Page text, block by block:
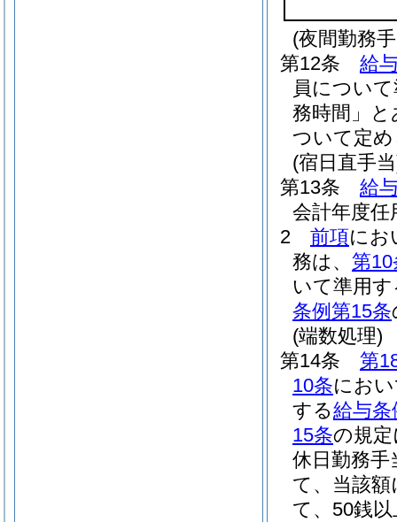
(夜間勤務
第12条
給
員につい
務時間」
ついて定
(宿日直手
第13条
給
会計年度
2
前項にお
務は、 第10
いて準用
条例第15条
(端数処理)
第14条
第
10条にお
する給与条
15条の規
休日勤務
て、当該
て、50銭